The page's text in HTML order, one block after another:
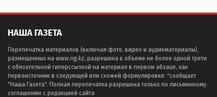
НАША ГАЗЕТА
Перепечатка материалов (включая фото, видео и аудиоматериалы),
размещенных на www.ng.kz, разрешена в объеме не более одной трети
с обязательной гиперссылкой на материал в первом абзаце, как
первоисточник в следующей или схожей формулировке: "сообщает
"Наша Газета". Полная перепечатка разрешена только по письменному
соглашению с редакцией сайта